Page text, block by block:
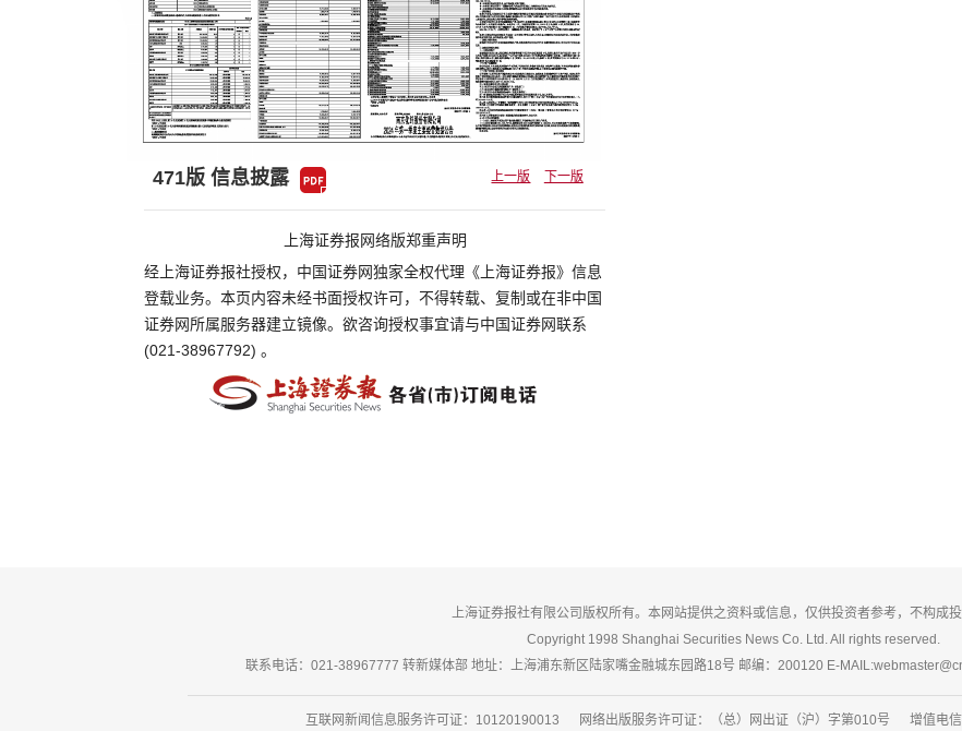
471版 信息披露 上一版 下一版
上海证券报网络版郑重声明
经上海证券报社授权，中国证券网独家全权代理《上海证券报》信息
登载业务。本页内容未经书面授权许可，不得转载、复制或在非中国
证券网所属服务器建立镜像。欲咨询授权事宜请与中国证券网联系
(021-38967792) 。
上海证券报社有限公司版权所有。本网站提供之资料或信息，仅供投资者参考，不构成投
Copyright 1998 Shanghai Securities News Co. Ltd. All rights reserved.
联系电话：021-38967777 转新媒体部 地址：上海浦东新区陆家嘴金融城东园路18号 邮编：200120 E-
互联网新闻信息服务许可证：10120190013 网络出版服务许可证：（总）网出证（沪）字第010号 增值电